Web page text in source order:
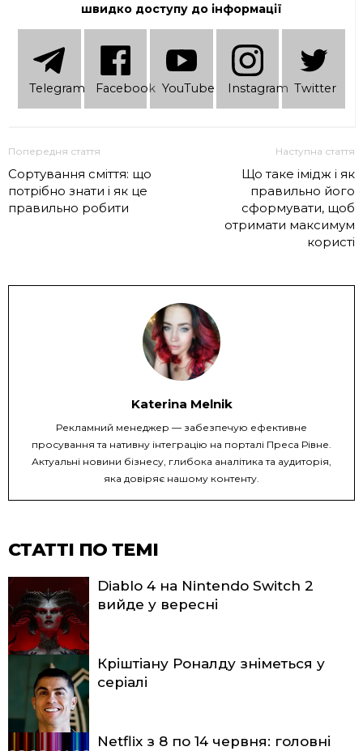
швидко доступу до інформації
Telеgram Facebook YouTube Instagram Twitter
Попередня стаття
Сортування сміття: що
потрібно знати і як це
правильно робити
Наступна стаття
Що таке імідж і як
правильно його
сформувати, щоб
отримати максимум
користі
Katerina Melnik
Рекламний менеджер — забезпечую ефективне
просування та нативну інтеграцію на порталі Преса Рівне.
Актуальні новини бізнесу, глибока аналітика та аудиторія,
яка довіряє нашому контенту.
СТАТТІ ПО ТЕМІ
Diablo 4 на Nintendo Switch 2
вийде у вересні
Кріштіану Роналду зніметься у
серіалі
Netflix з 8 по 14 червня: головні